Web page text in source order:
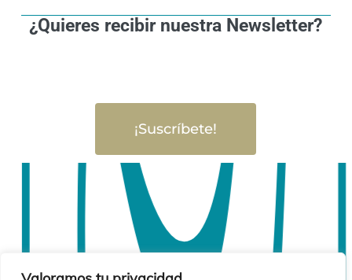
¿Quieres recibir nuestra Newsletter?
¡Suscríbete!